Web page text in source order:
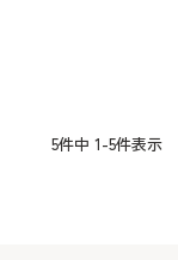
5件中 1-5件表示